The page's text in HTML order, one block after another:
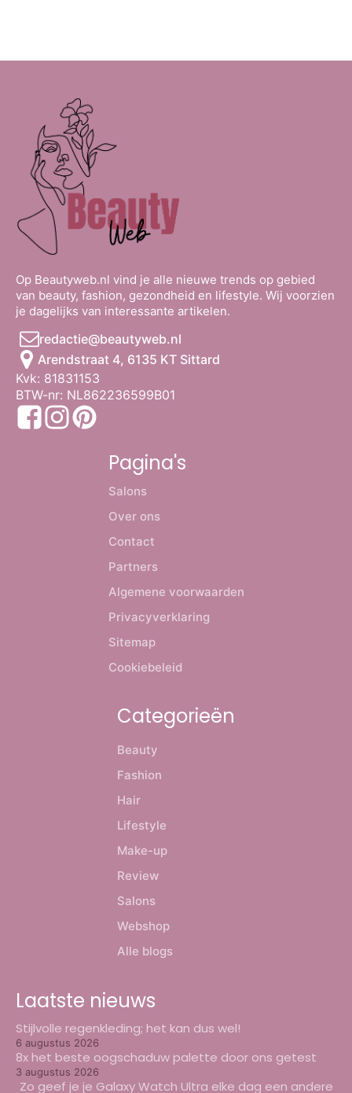
Op Beautyweb.nl vind je alle nieuwe trends op gebied
van beauty, fashion, gezondheid en lifestyle. Wij voorzien
je dagelijks van interessante artikelen.
redactie@beautyweb.nl
Arendstraat 4, 6135 KT Sittard
Kvk: 81831153
BTW-nr: NL862236599B01
Pagina's
Salons
Over ons
Contact
Partners
Algemene voorwaarden
Privacyverklaring
Sitemap
Cookiebeleid
Categorieën
Beauty
Fashion
Hair
Lifestyle
Make-up
Review
Salons
Webshop
Alle blogs
Laatste nieuws
Stijlvolle regenkleding; het kan dus wel!
6 augustus 2026
8x het beste oogschaduw palette door ons getest
3 augustus 2026
Zo geef je je Galaxy Watch Ultra elke dag een andere